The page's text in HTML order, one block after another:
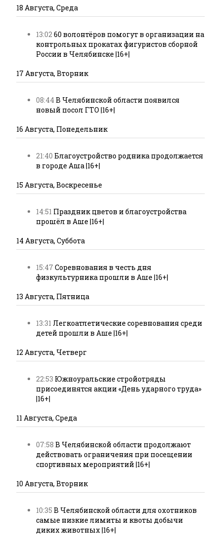
18 Августа, Среда
13:02 60 волонтёров помогут в организации на
контрольных прокатах фигуристов сборной
России в Челябинске |16+|
17 Августа, Вторник
08:44 В Челябинской области появился
новый посол ГТО |16+|
16 Августа, Понедельник
21:40 Благоустройство родника продолжается
в городе Аша |16+|
15 Августа, Воскресенье
14:51 Праздник цветов и благоустройства
прошёл в Аше |16+|
14 Августа, Суббота
15:47 Соревнования в честь дня
физкультурника прошли в Аше |16+|
13 Августа, Пятница
13:31 Легкоатлетические соревнования среди
детей прошли в Аше |16+|
12 Августа, Четверг
22:53 Южноуральские стройотряды
присоединятся акции «День ударного труда»
|16+|
11 Августа, Среда
07:58 В Челябинской области продолжают
действовать ограничения при посещении
спортивных мероприятий |16+|
10 Августа, Вторник
10:35 В Челябинской области для охотников
самые низкие лимиты и квоты добычи
диких животных |16+|